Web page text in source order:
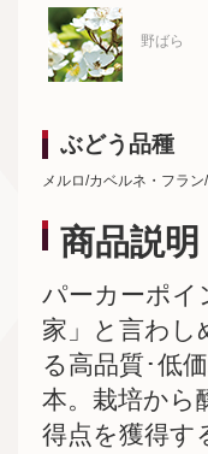
野ばら
ぶどう品種
メルロ/カベルネ・フラ
商品説明
パーカーポイ
家」と言わし
る高品質･低
本。栽培から
得点を獲得す